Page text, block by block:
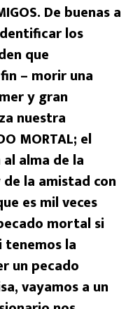
De buenas a
los
que
– morir una
y gran
nuestra
MORTAL; el
alma de la
la amistad con
es mil veces
mortal si
la
un pecado
vayamos a un